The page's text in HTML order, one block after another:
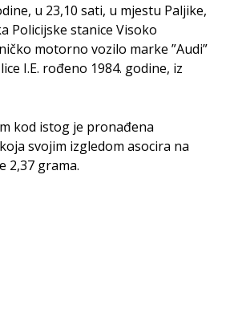
u 23,10 sati, u mjestu Paljike,
Policijske stanice Visoko
motorno vozilo marke ”Audi”
I.E. rođeno 1984. godine, iz
kod istog je pronađena
svojim izgledom asocira na
2,37 grama.